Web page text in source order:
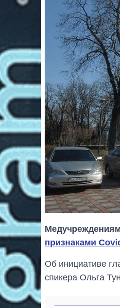
признаками
Об инициативе
спикера Ольга